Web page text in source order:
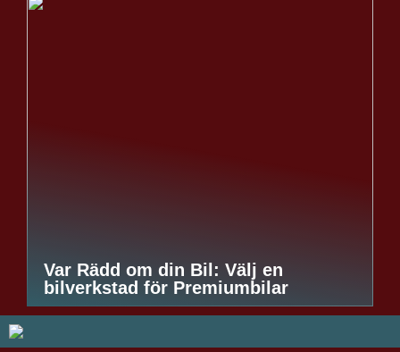
Var Rädd om din Bil: Välj en
bilverkstad för Premiumbilar